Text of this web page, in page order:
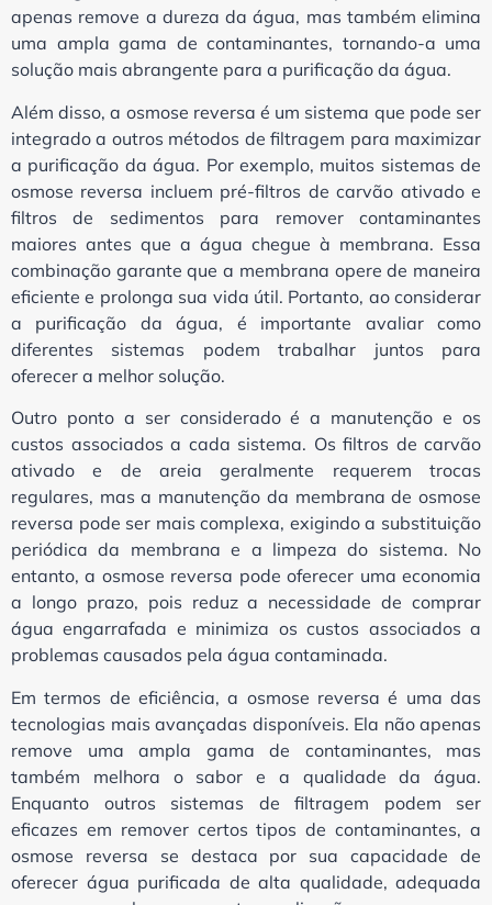
apenas remove a dureza da água, mas também elimina
uma ampla gama de contaminantes, tornando-a uma
solução mais abrangente para a purificação da água.
Além disso, a osmose reversa é um sistema que pode ser
integrado a outros métodos de filtragem para maximizar
a purificação da água. Por exemplo, muitos sistemas de
osmose reversa incluem pré-filtros de carvão ativado e
filtros de sedimentos para remover contaminantes
maiores antes que a água chegue à membrana. Essa
combinação garante que a membrana opere de maneira
eficiente e prolonga sua vida útil. Portanto, ao considerar
a purificação da água, é importante avaliar como
diferentes sistemas podem trabalhar juntos para
oferecer a melhor solução.
Outro ponto a ser considerado é a manutenção e os
custos associados a cada sistema. Os filtros de carvão
ativado e de areia geralmente requerem trocas
regulares, mas a manutenção da membrana de osmose
reversa pode ser mais complexa, exigindo a substituição
periódica da membrana e a limpeza do sistema. No
entanto, a osmose reversa pode oferecer uma economia
a longo prazo, pois reduz a necessidade de comprar
água engarrafada e minimiza os custos associados a
problemas causados pela água contaminada.
Em termos de eficiência, a osmose reversa é uma das
tecnologias mais avançadas disponíveis. Ela não apenas
remove uma ampla gama de contaminantes, mas
também melhora o sabor e a qualidade da água.
Enquanto outros sistemas de filtragem podem ser
eficazes em remover certos tipos de contaminantes, a
osmose reversa se destaca por sua capacidade de
oferecer água purificada de alta qualidade, adequada